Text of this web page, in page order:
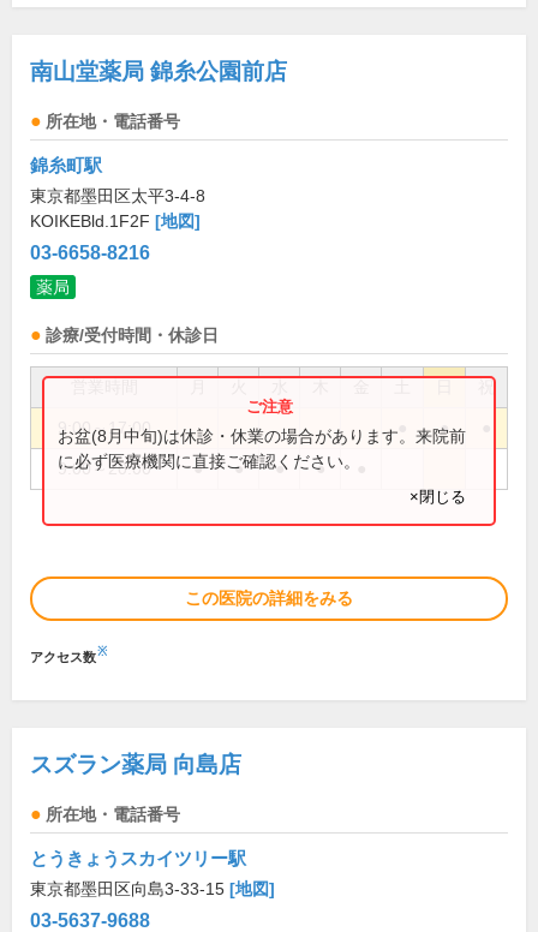
南山堂薬局 錦糸公園前店
所在地・電話番号
錦糸町駅
東京都墨田区太平3-4-8
KOIKEBld.1F2F [地図]
03-6658-8216
薬局
診療/受付時間・休診日
祝
9:00～17:00 ●
9:00～20:00 ● ● ● ●
お盆(8月中旬)は休診・休業の場合があります。来院前
に必ず医療機関に直接ご確認ください。
×閉じる
この医院の詳細をみる
アクセス数※
スズラン薬局 向島店
所在地・電話番号
とうきょうスカイツリー駅
東京都墨田区向島3-33-15 [地図]
03-5637-9688